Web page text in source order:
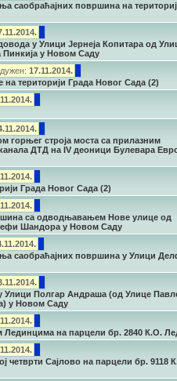
саобраћајних површина на
у Улици Јернеја Копитара од
Пинкија у Новом Саду
17.11.2014.
територији Града Новог Сада (2)
горњег строја моста са прилазним
ДТД на IV деоници Булевара
Града Новог Сада (2)
са одводњавањем Нове улице од
Шандора у Новом Саду
саобраћајних површина у Улици
Улици Полгар Андраша (од Улице
у Новом Саду
Лединцима на парцели бр. 2840 К.О.
четврти Сајлово на парцели бр. 9118